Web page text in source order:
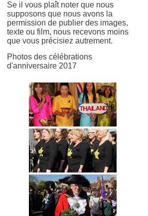
Se il vous plaît noter que nous
supposons que nous avons la
permission de publier des images,
texte ou film, nous recevons moins
que vous précisiez autrement.
Photos des célébrations
d'anniversaire 2017